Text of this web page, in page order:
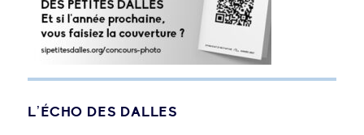
L’ÉCHO DES DALLES